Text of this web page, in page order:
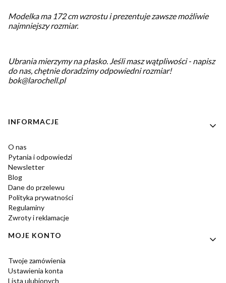
Modelka ma 172 cm wzrostu i prezentuje zawsze możliwie
najmniejszy rozmiar.
Ubrania mierzymy na płasko. Jeśli masz wątpliwości - napisz
do nas, chętnie doradzimy odpowiedni rozmiar!
bok@larochell.pl
Linki w stopce
INFORMACJE
O nas
Pytania i odpowiedzi
Newsletter
Blog
Dane do przelewu
Polityka prywatności
Regulaminy
Zwroty i reklamacje
MOJE KONTO
Twoje zamówienia
Ustawienia konta
Lista ulubionych